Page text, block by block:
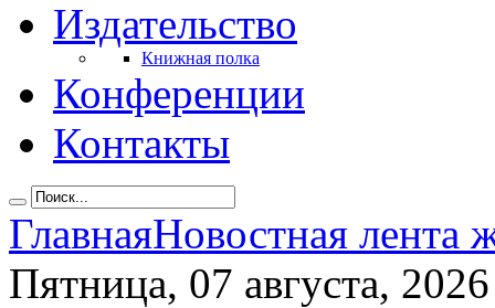
Издательство
Книжная полка
Конференции
Контакты
ГлавнаяНовостная лента
Пятница, 07 августа, 2026